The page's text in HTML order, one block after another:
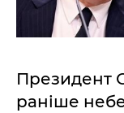
Президент
раніше